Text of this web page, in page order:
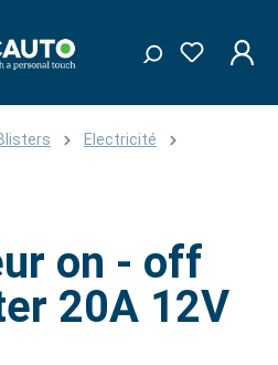
Electricité
on - off
20A 12V